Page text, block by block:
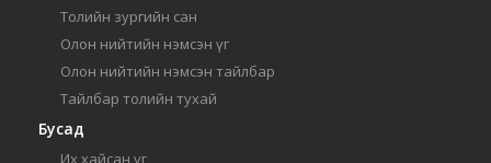
Толийн зургийн сан
Олон нийтийн нэмсэн үг
Олон нийтийн нэмсэн тайлбар
Тайлбар толийн тухай
Бусад
Их хайсан үг